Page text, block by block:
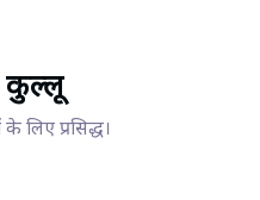
कुल्लू
लिए प्रसिद्ध।